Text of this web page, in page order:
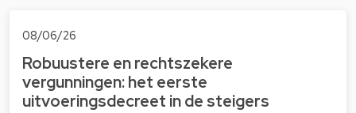
08/06/26
Robuustere en rechtszekere
vergunningen: het eerste
uitvoeringsdecreet in de steigers